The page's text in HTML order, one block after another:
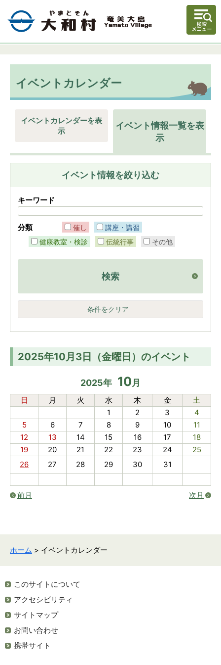
イベントカレンダー
イベントカレンダーを表
示
イベント情報一覧を表
示
イベント情報を絞り込む
キーワード
分類 催し
講座・講習
健康教室・検診
伝統行事 その他
検索
条件をクリア
2025年10月3日（金曜日）のイベント
2025年 10月
日 月 火 水 木 金
土
1
2 3
4
5
6 7 8 9 10
11
12
13 14 15 16 17
18
19
20 21 22 23 24
25
26
27 28 29 30 31
前月 次月
ホーム > イベントカレンダー
このサイトについて
アクセシビリティ
サイトマップ
お問い合わせ
携帯サイト